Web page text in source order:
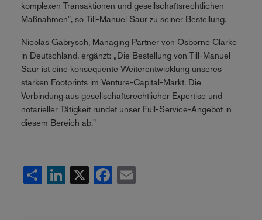
komplexen Transaktionen und gesellschaftsrechtlichen
Maßnahmen", so Till-Manuel Saur zu seiner Bestellung.
Nicolas Gabrysch, Managing Partner von Osborne Clarke
in Deutschland, ergänzt: „Die Bestellung von Till-Manuel
Saur ist eine konsequente Weiterentwicklung unseres
starken Footprints im Venture-Capital-Markt. Die
Verbindung aus gesellschaftsrechtlicher Expertise und
notarieller Tätigkeit rundet unser Full-Service-Angebot in
diesem Bereich ab."
Share
LinkedIn
X Facebook